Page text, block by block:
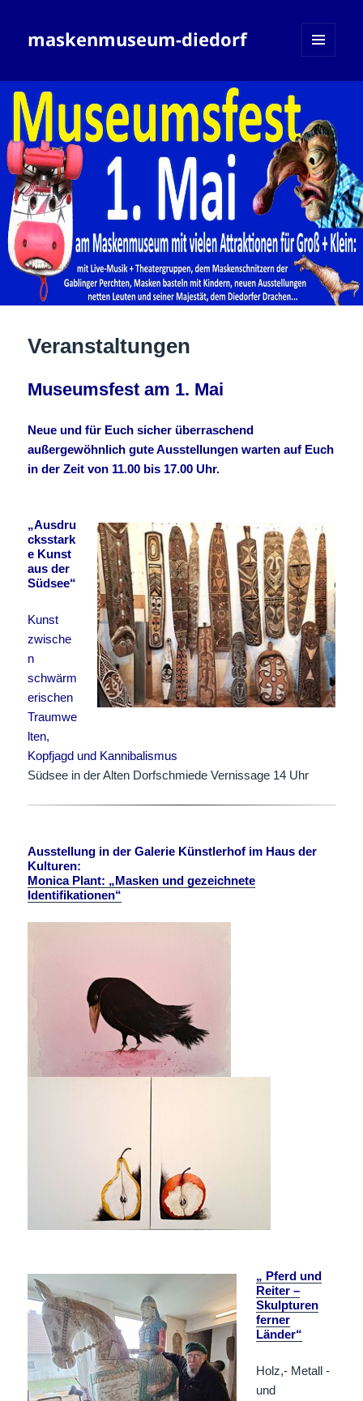
maskenmuseum-diedorf
Veranstaltungen
Museumsfest am 1. Mai
Neue und für Euch sicher überraschend
außergewöhnlich gute Ausstellungen warten auf Euch
in der Zeit von 11.00 bis 17.00 Uhr.
„Ausdru
cksstark
e Kunst
aus der
Südsee“
Kunst
zwische
n
schwärm
erischen
Traumwe
lten,
Kopfjagd und Kannibalismus
Südsee in der Alten Dorfschmiede Vernissage 14 Uhr
Ausstellung in der Galerie Künstlerhof im Haus der
Kulturen:
Monica Plant: „Masken und gezeichnete
Identifikationen“
„ Pferd und
Reiter –
Skulpturen
ferner
Länder“
Holz,- Metall -
und